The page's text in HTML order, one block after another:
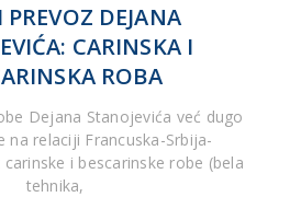
DEJANA
CARINSKA I
ROBA
Dejana Stanojevića već dugo
na relaciji Francuska-Srbija-
carinske i bescarinske robe (bela
tehnika,